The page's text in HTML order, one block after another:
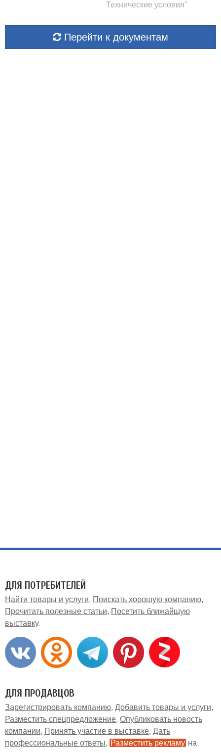
Технические условия"
Перейти к документам
ДЛЯ ПОТРЕБИТЕЛЕЙ
Найти товары и услуги
Поискать хорошую компанию
Прочитать полезные статьи
Посетить ближайшую
выставку
ДЛЯ ПРОДАВЦОВ
Зарегистрировать компанию Добавить товары и услуги
Разместить спецпредложение Опубликовать новость
компании
Принять участие в выставке Дать
профессиональные ответы
Разместить рекламу на